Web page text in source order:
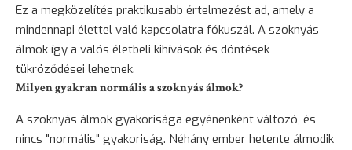
Ez a megközelítés praktikusabb értelmezést ad, amely a
mindennapi élettel való kapcsolatra fókuszál. A szoknyás
álmok így a valós életbeli kihívások és döntések
tükröződései lehetnek.
Milyen gyakran normális a szoknyás álmok?
A szoknyás álmok gyakorisága egyénenként változó, és
nincs "normális" gyakoriság. Néhány ember hetente álmodik